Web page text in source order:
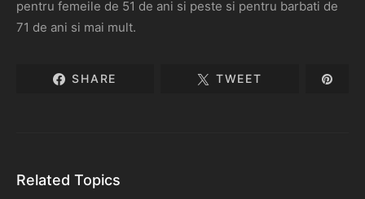
pentru femeile de 51 de ani si peste si pentru barbati de
71 de ani si mai mult.
SHARE TWEET
Related Topics